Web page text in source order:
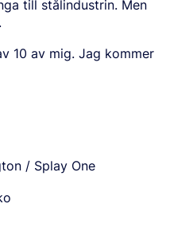
till stålindustrin. Men
10 av mig. Jag kommer
/ Splay One